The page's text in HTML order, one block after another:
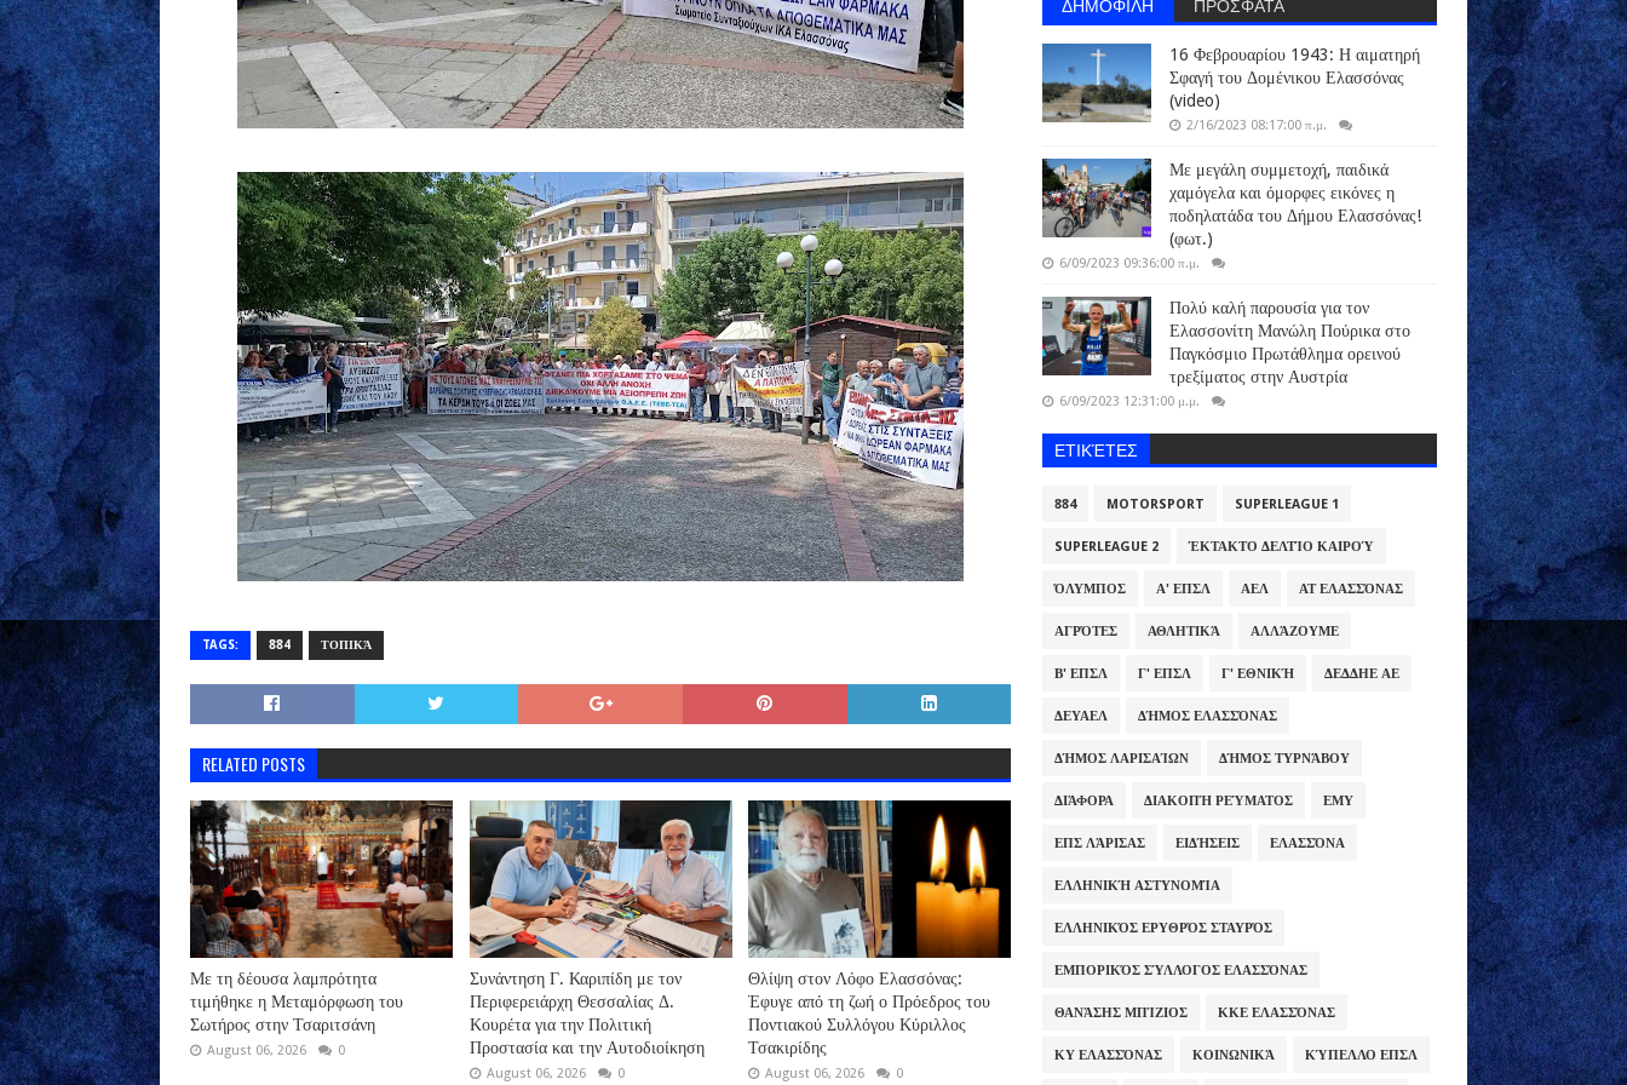
TAGS: 884 ΤΟΠΙΚΆ
RELATED POSTS
Με τη δέουσα λαμπρότητα
τιμήθηκε η Μεταμόρφωση του
Σωτήρος στην Τσαριτσάνη
August 06, 2026 0
Συνάντηση Γ. Καριπίδη με τον
Περιφερειάρχη Θεσσαλίας Δ.
Κουρέτα για την Πολιτική
Προστασία και την Αυτοδιοίκηση
August 06, 2026 0
Θλίψη στον Λόφο Ελασσόνας:
Έφυγε από τη ζωή ο Πρόεδρος του
Ποντιακού Συλλόγου Κύριλλος
Τσακιρίδης
August 06, 2026 0
16 Φεβρουαρίου 1943: Η αιματηρή
Σφαγή του Δομένικου Ελασσόνας
(video)
2/16/2023 08:17:00 π.μ.
Με μεγάλη συμμετοχή, παιδικά
χαμόγελα και όμορφες εικόνες η
ποδηλατάδα του Δήμου Ελασσόνας!
(φωτ.)
6/09/2023 09:36:00 π.μ.
Πολύ καλή παρουσία για τον
Ελασσονίτη Μανώλη Πούρικα στο
Παγκόσμιο Πρωτάθλημα ορεινού
τρεξίματος στην Αυστρία
6/09/2023 12:31:00 μ.μ.
ΕΤΙΚΈΤΕΣ
884 MOTORSPORT SUPERLEAGUE 1
SUPERLEAGUE 2 ΈΚΤΑΚΤΟ ΔΕΛΤΊΟ ΚΑΙΡΟΎ
ΌΛΥΜΠΟΣ Α' ΕΠΣΛ ΑΕΛ ΑΤ ΕΛΑΣΣΌΝΑΣ
ΑΓΡΌΤΕΣ ΑΘΛΗΤΙΚΆ ΑΛΛΆΖΟΥΜΕ
Β' ΕΠΣΛ Γ' ΕΠΣΛ Γ' ΕΘΝΙΚΉ ΔΕΔΔΗΕ ΑΕ
ΔΕΥΑΕΛ ΔΉΜΟΣ ΕΛΑΣΣΌΝΑΣ
ΔΉΜΟΣ ΛΑΡΙΣΑΊΩΝ ΔΉΜΟΣ ΤΥΡΝΆΒΟΥ
ΔΙΆΦΟΡΑ ΔΙΑΚΟΠΉ ΡΕΎΜΑΤΟΣ ΕΜΥ
ΕΠΣ ΛΆΡΙΣΑΣ ΕΙΔΉΣΕΙΣ ΕΛΑΣΣΌΝΑ
ΕΛΛΗΝΙΚΉ ΑΣΤΥΝΟΜΊΑ
ΕΛΛΗΝΙΚΌΣ ΕΡΥΘΡΌΣ ΣΤΑΥΡΌΣ
ΕΜΠΟΡΙΚΌΣ ΣΎΛΛΟΓΟΣ ΕΛΑΣΣΌΝΑΣ
ΘΑΝΆΣΗΣ ΜΠΊΖΙΟΣ ΚΚΕ ΕΛΑΣΣΌΝΑΣ
ΚΥ ΕΛΑΣΣΌΝΑΣ ΚΟΙΝΩΝΙΚΆ ΚΎΠΕΛΛΟ ΕΠΣΛ